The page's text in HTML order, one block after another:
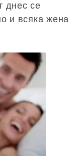
днес се
и всяка жена